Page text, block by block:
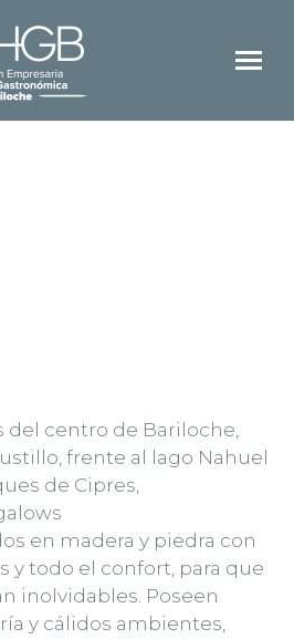
del centro de Bariloche,
frente al lago Nahuel
de Cipres,
en madera y piedra con
y todo el confort, para que
inolvidables. Poseen
y cálidos ambientes,